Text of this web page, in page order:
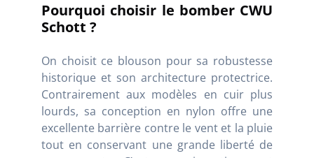
Pourquoi choisir le bomber CWU
Schott ?
On choisit ce blouson pour sa robustesse
historique et son architecture protectrice.
Contrairement aux modèles en cuir plus
lourds, sa conception en nylon offre une
excellente barrière contre le vent et la pluie
tout en conservant une grande liberté de